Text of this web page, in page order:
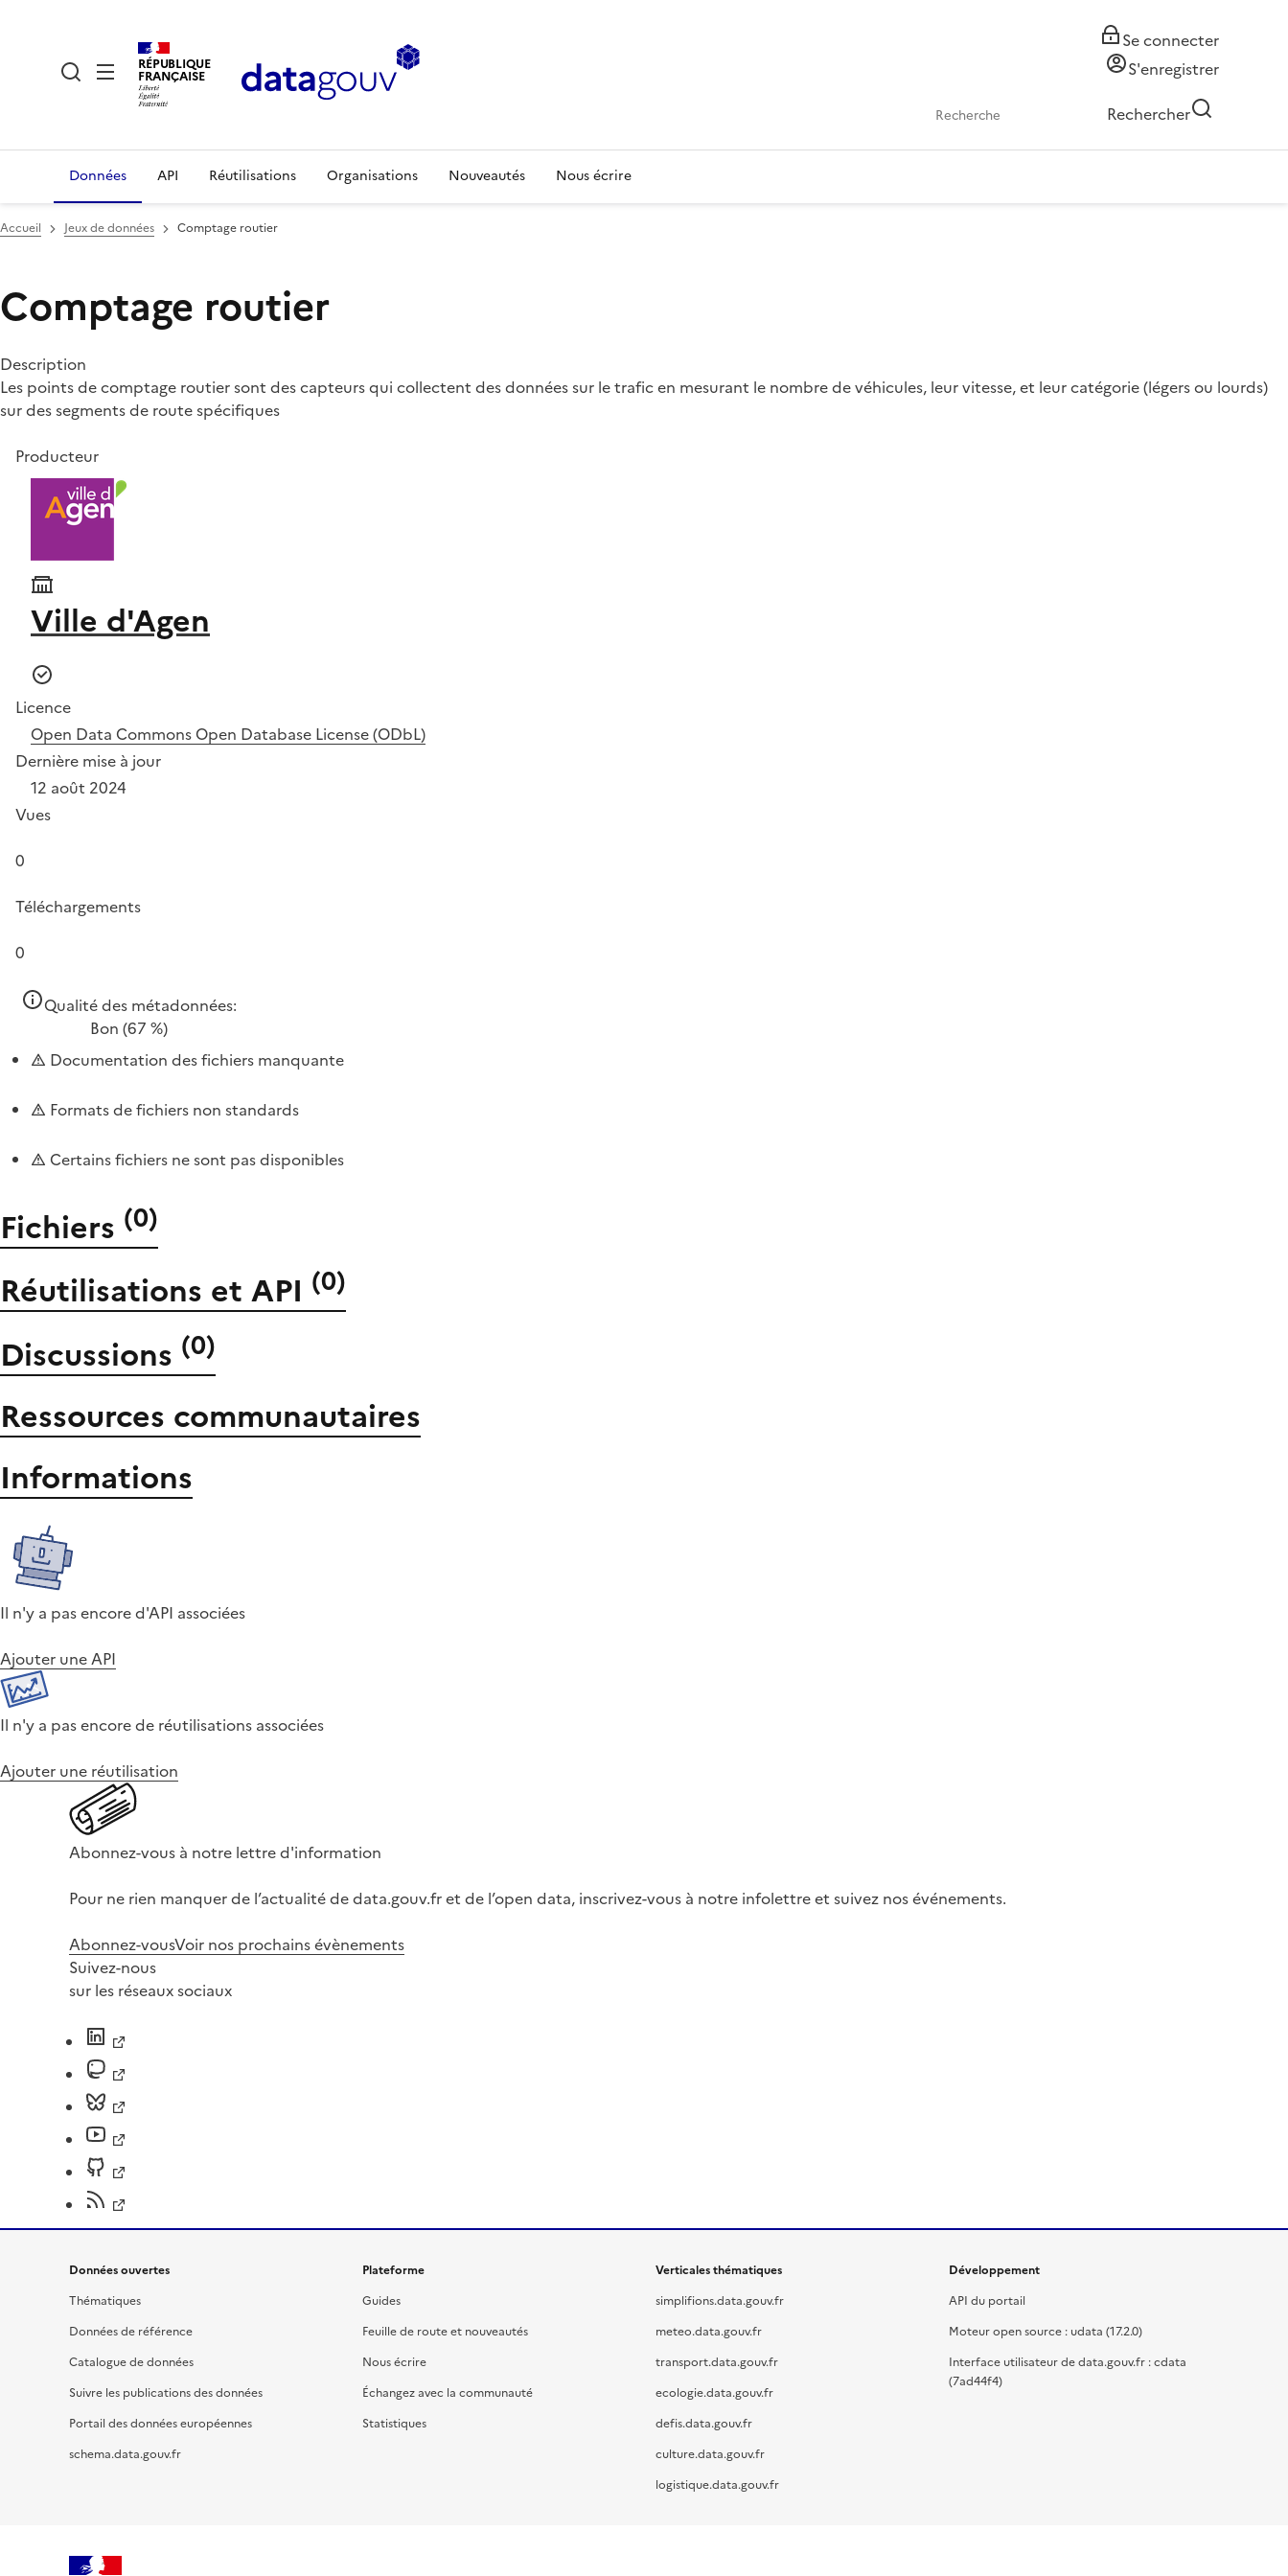
RÉPUBLIQUE
FRANÇAISE
Se connecter
S'enregistrer
Rechercher
Données API Réutilisations Organisations Nouveautés Nous écrire
Accueil Jeux de données Comptage routier
Comptage routier
Description
Les points de comptage routier sont des capteurs qui collectent des données sur le trafic en mesurant le nombre de véhicules, leur vitesse, et leur catégorie (légers ou lourds)
sur des segments de route spécifiques
Producteur
Ville d'Agen
Licence
Open Data Commons Open Database License (ODbL)
Dernière mise à jour
12 août 2024
Vues
0
Téléchargements
0
Qualité des métadonnées:
Bon (67 %)
Documentation des fichiers manquante
Formats de fichiers non standards
Certains fichiers ne sont pas disponibles
Fichiers (0)
Réutilisations et API (0)
Discussions (0)
Ressources communautaires
Informations
Il n'y a pas encore d'API associées
Ajouter une API
Il n'y a pas encore de réutilisations associées
Ajouter une réutilisation
Abonnez-vous à notre lettre d'information
Pour ne rien manquer de l’actualité de data.gouv.fr et de l’open data, inscrivez-vous à notre infolettre et suivez nos événements.
Abonnez-vousVoir nos prochains évènements
Suivez-nous
sur les réseaux sociaux
Données ouvertes
Thématiques
Données de référence
Catalogue de données
Suivre les publications des données
Portail des données européennes
schema.data.gouv.fr
Plateforme
Guides
Feuille de route et nouveautés
Nous écrire
Échangez avec la communauté
Statistiques
Verticales thématiques
simplifions.data.gouv.fr
meteo.data.gouv.fr
transport.data.gouv.fr
ecologie.data.gouv.fr
defis.data.gouv.fr
culture.data.gouv.fr
logistique.data.gouv.fr
Développement
API du portail
Moteur open source : udata (17.2.0)
Interface utilisateur de data.gouv.fr : cdata
(7ad44f4)